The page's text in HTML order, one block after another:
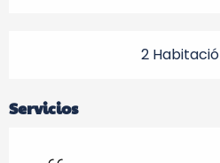
2
Servicios